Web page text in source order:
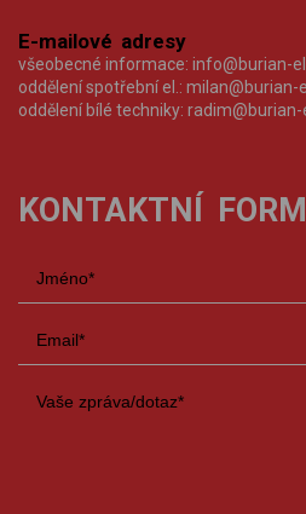
E-mailové adresy
všeobecné informace: info@burian-
oddělení spotřební el.: milan@burian-
oddělení bílé techniky:
KONTAKTNÍ